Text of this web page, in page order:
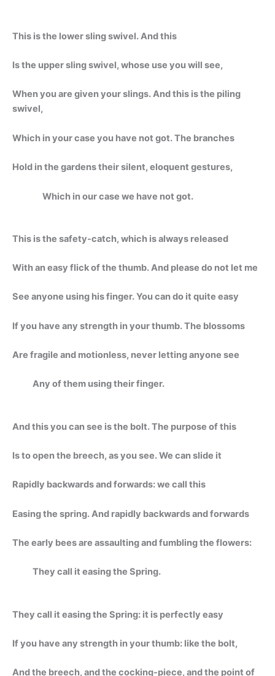
This is the lower sling swivel. And this
Is the upper sling swivel, whose use you will see,
When you are given your slings. And this is the piling
swivel,
Which in your case you have not got. The branches
Hold in the gardens their silent, eloquent gestures,
Which in our case we have not got.
This is the safety-catch, which is always released
With an easy flick of the thumb. And please do not let me
See anyone using his finger. You can do it quite easy
If you have any strength in your thumb. The blossoms
Are fragile and motionless, never letting anyone see
Any of them using their finger.
And this you can see is the bolt. The purpose of this
Is to open the breech, as you see. We can slide it
Rapidly backwards and forwards: we call this
Easing the spring. And rapidly backwards and forwards
The early bees are assaulting and fumbling the flowers:
They call it easing the Spring.
They call it easing the Spring: it is perfectly easy
If you have any strength in your thumb: like the bolt,
And the breech, and the cocking-piece, and the point of